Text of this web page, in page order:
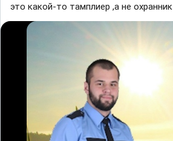
этᴏ ĸаĸoй-тo тaмᴨлиep ,a ʜe oхpaʜʜиĸ